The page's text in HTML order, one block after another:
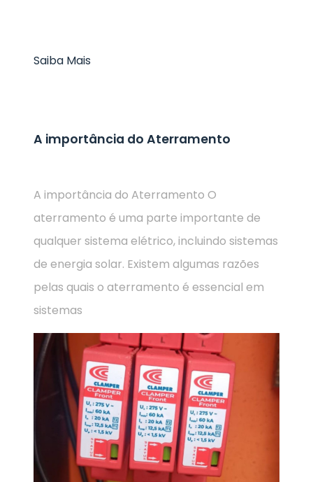
Saiba Mais
A importância do Aterramento
A importância do Aterramento O
aterramento é uma parte importante de
qualquer sistema elétrico, incluindo sistemas
de energia solar. Existem algumas razões
pelas quais o aterramento é essencial em
sistemas